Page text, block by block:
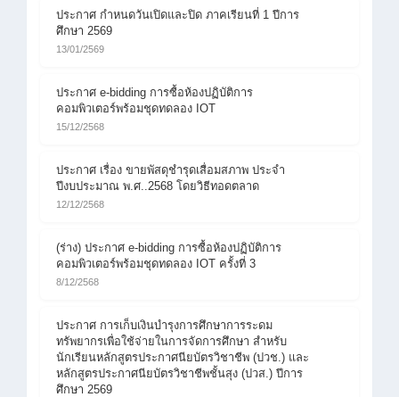
ประกาศ กำหนดวันเปิดและปิด ภาคเรียนที่ 1 ปีการ
ศึกษา 2569
13/01/2569
ประกาศ e-bidding การซื้อห้องปฏิบัติการ
คอมพิวเตอร์พร้อมชุดทดลอง IOT
15/12/2568
ประกาศ เรื่อง ขายพัสดุชำรุดเสื่อมสภาพ ประจำ
ปีงบประมาณ พ.ศ..2568 โดยวิธีทอดตลาด
12/12/2568
(ร่าง) ประกาศ e-bidding การซื้อห้องปฏิบัติการ
คอมพิวเตอร์พร้อมชุดทดลอง IOT ครั้งที่ 3
8/12/2568
ประกาศ การเก็บเงินบำรุงการศึกษาการระดม
ทรัพยากรเพื่อใช้จ่ายในการจัดการศึกษา สำหรับ
นักเรียนหลักสูตรประกาศนียบัตรวิชาชีพ (ปวช.) และ
หลักสูตรประกาศนียบัตรวิชาชีพชั้นสุง (ปวส.) ปีการ
ศึกษา 2569